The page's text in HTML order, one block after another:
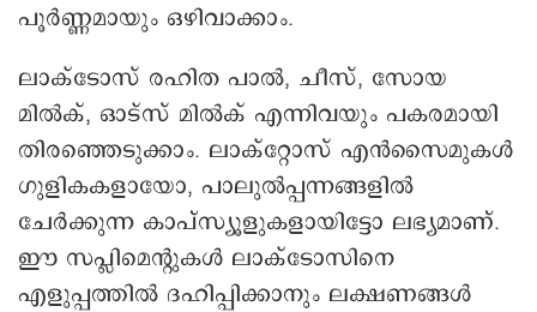
പൂര്‍ണ്ണമായും ഒഴിവാക്കാം.
ലാക്ടോസ് രഹിത പാല്‍, ചീസ്, സോയ
മില്‍ക്, ഓട്സ് മില്‍ക് എന്നിവയും പകരമായി
തിരഞ്ഞെടുക്കാം. ലാക്റ്റോസ് എൻസൈമുകൾ
ഗുളികകളായോ, പാലുൽപ്പന്നങ്ങളിൽ
ചേർക്കുന്ന കാപ്സ്യൂളുകളായിട്ടോ ലഭ്യമാണ്.
ഈ സപ്ലിമെന്റുകൾ ലാക്ടോസിനെ
എളുപ്പത്തിൽ ദഹിപ്പിക്കാനും ലക്ഷണങ്ങൾ